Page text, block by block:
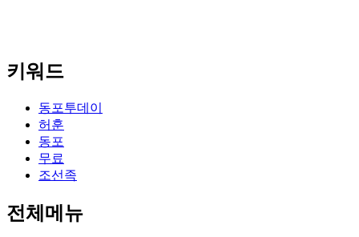
키워드
동포투데이
허훈
동포
무료
조선족
전체메뉴